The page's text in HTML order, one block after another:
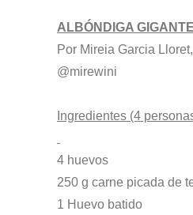
ALBÓNDIGA
Por Mireia Garcia
@mirewini
Ingredientes (4
4 huevos
250 g carne picada de
1 Huevo batido